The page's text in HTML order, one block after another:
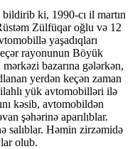
ki, 1990-cı il martın
Zülfüqar oğlu və 12
yaşadıqları
rayonunun Böyük
bazarına gələrkən,
yerdən keçən zaman
yük avtomobilləri ilə
kəsib, avtomobildən
şəhərinə aparılıblar.
salıblar. Həmin zirzəmidə
olub.